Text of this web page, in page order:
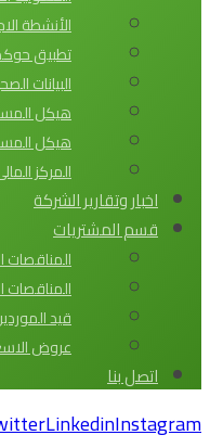
الأنشطة
تطبيق
البيانات
هيكل
هيكل
المركز
اخبار وتقارير الشركة
قسم المشتريات
المناقصات
قيد
عروض
اتصل بنا
LinkedinInstagram